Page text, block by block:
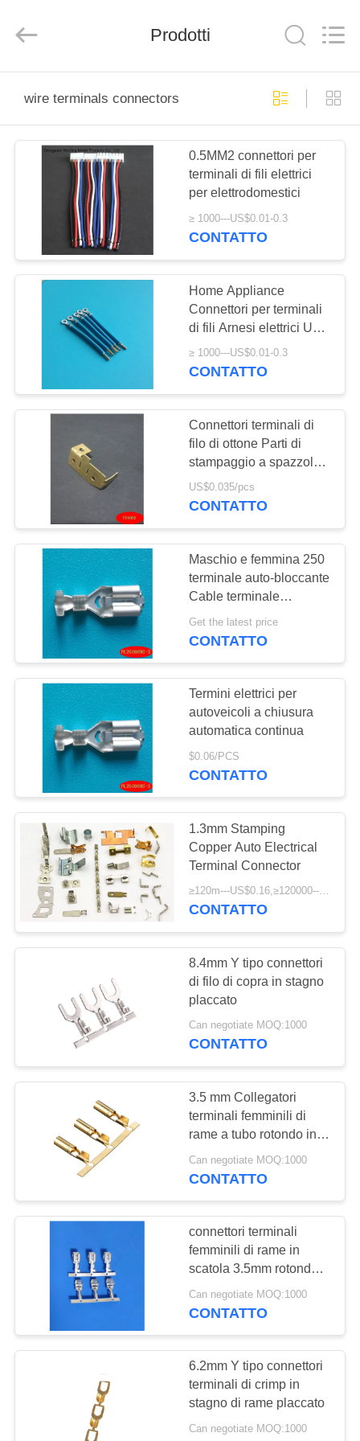
PRODOTTI
VIDEO
DI
NOI
VISITA
FABBRICA
CONTROLLO
DELLA
QUALITÀ
CONTATTACI
NOTIZIE
CHIEDI UN
PREVENTIVO
MAPPA
SITO
POLITICA
SULLA
PRIVACY
.,LTD..
Reserved.
Prodotti
wire terminals connectors
0.5MM2 connettori per
terminali di fili elettrici
per elettrodomestici
≥ 1000---US$0.01-0.3
CONTATTO
Home Appliance
Connettori per terminali
di fili Arnesi elettrici UL
approvato
≥ 1000---US$0.01-0.3
CONTATTO
Connettori terminali di
filo di ottone Parti di
stampaggio a spazzola
di carbonio per aria
condizionata
US$0.035/pcs
CONTATTO
Maschio e femmina 250
terminale auto-bloccante
Cable terminale
connettori 250 femmina
fine
Get the latest price
CONTATTO
Termini elettrici per
autoveicoli a chiusura
automatica continua
$0.06/PCS
CONTATTO
1.3mm Stamping
Copper Auto Electrical
Terminal Connector
≥120m---US$0.16,≥120000----US$0.083 MOQ:1000
CONTATTO
8.4mm Y tipo connettori
di filo di copra in stagno
placcato
Can negotiate MOQ:1000
CONTATTO
3.5 mm Collegatori
terminali femminili di
rame a tubo rotondo in
scatola
Can negotiate MOQ:1000
CONTATTO
connettori terminali
femminili di rame in
scatola 3.5mm rotondo
la timbratura della
metropolitana
Can negotiate MOQ:1000
CONTATTO
6.2mm Y tipo connettori
terminali di crimp in
stagno di rame placcato
Can negotiate MOQ:1000